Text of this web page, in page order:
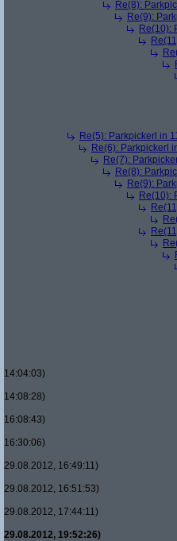
Re(8):
Re(9):
Re(10):
Re(5): Parkpickerl in
Re(6): Parkpickerl
Re(7):
Re(8):
Re(9):
Re(10):
14:04:03)
14:08:28)
16:08:43)
16:30:06)
29.08.2012, 16:49:11)
29.08.2012, 16:51:53)
29.08.2012, 17:44:11)
29.08.2012, 19:52:26)